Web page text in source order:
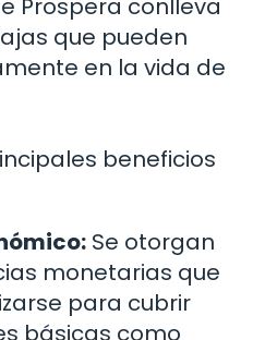
Prospera conlleva
que pueden
en la vida de
beneficios
Se otorgan
monetarias que
para cubrir
básicas como